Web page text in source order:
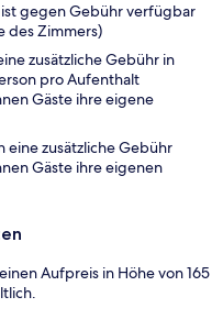
ist gegen Gebühr verfügbar
des Zimmers)
zusätzliche Gebühr in
pro Aufenthalt
Gäste ihre eigene
eine zusätzliche Gebühr
Gäste ihre eigenen
Aufpreis in Höhe von 165